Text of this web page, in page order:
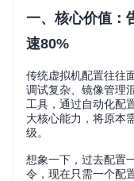
一、核心价值：
速80%
传统虚拟机配置往往
调试复杂、镜像管理
工具，通过自动化配
大核心能力，将原本
级。
想象一下，过去配置
令，现在只需一个配